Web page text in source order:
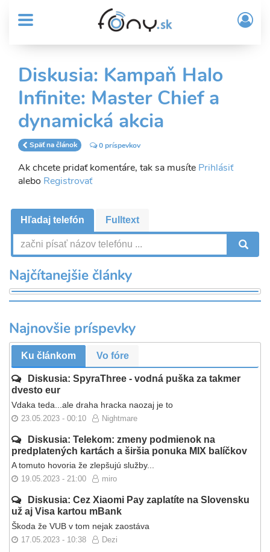
obsah
MENU
Sub
Header
menu
User
account
menu
/
Diskusia: Kampaň Halo
Infinite: Master Chief a
dynamická akcia
Späť na článok 0 príspevkov
Ak chcete pridať komentáre, tak sa musíte Prihlásiť
alebo Registrovať
Hľadaj telefón Fulltext
Najčítanejšie články
Najnovšie príspevky
Ku článkom Vo fóre
Diskusia: SpyraThree - vodná puška za takmer
dvesto eur
Vdaka teda...ale draha hracka naozaj je to
23.05.2023 - 00:10 Nightmare
Diskusia: Telekom: zmeny podmienok na
predplatených kartách a širšia ponuka MIX balíčkov
A tomuto hovoria že zlepšujú služby...
19.05.2023 - 21:00 miro
Diskusia: Cez Xiaomi Pay zaplatíte na Slovensku
už aj Visa kartou mBank
Škoda že VUB v tom nejak zaostáva
17.05.2023 - 10:38 Dezi